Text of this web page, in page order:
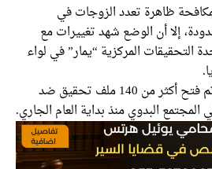
ظاهرة تعدد الزوجات في
إلا أن الوضع شهد تغييرات مع
المركزية “يمار” في لواء
وحسب البيانات الرسمية، تم فتح أكثر من 140 ملف تحقيق ضد
البدوي منذ بداية العام الجاري.